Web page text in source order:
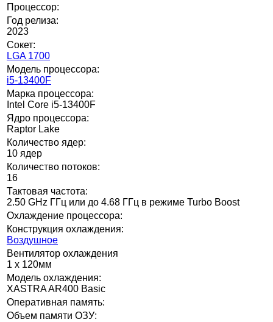
Процессор:
Год релиза:
2023
Сокет:
LGA 1700
Модель процессора:
i5-13400F
Марка процессора:
Intel Core i5-13400F
Ядро процессора:
Raptor Lake
Количество ядер:
10 ядер
Количество потоков:
16
Тактовая частота:
2.50 GHz ГГц или до 4.68 ГГц в режиме Turbo Boost
Охлаждение процессора:
Конструкция охлаждения:
Воздушное
Вентилятор охлаждения
1 x 120мм
Модель охлаждения:
XASTRA AR400 Basic
Оперативная память:
Объем памяти ОЗУ: